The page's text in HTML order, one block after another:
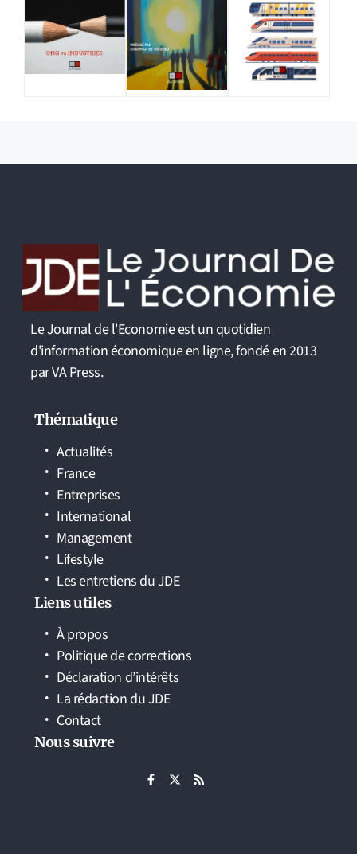
Le Journal de l'Economie est un quotidien
d'information économique en ligne, fondé en 2013
par VA Press.
Thématique
Actualités
France
Entreprises
International
Management
Lifestyle
Les entretiens du JDE
Liens utiles
À propos
Politique de corrections
Déclaration d’intérêts
La rédaction du JDE
Contact
Nous suivre